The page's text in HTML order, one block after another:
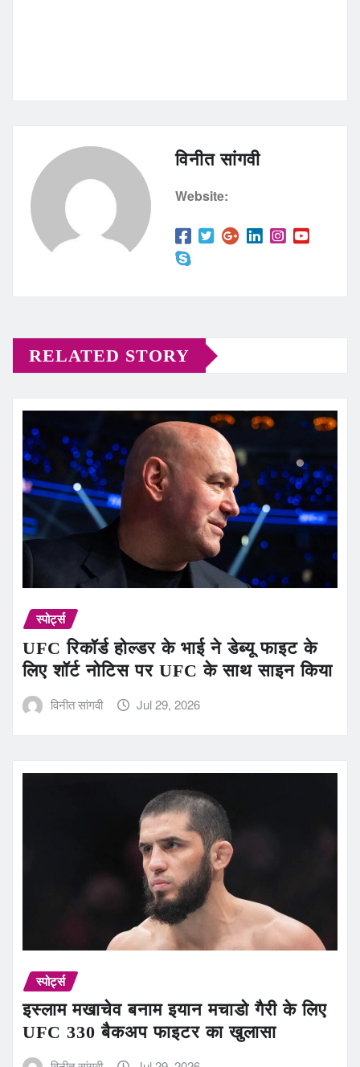
विनीत सांगवी
Website:
RELATED STORY
स्पोर्ट्स
UFC रिकॉर्ड होल्डर के भाई ने डेब्यू फाइट के
लिए शॉर्ट नोटिस पर UFC के साथ साइन किया
विनीत सांगवी Jul 29, 2026
स्पोर्ट्स
इस्लाम मखाचेव बनाम इयान मचाडो गैरी के लिए
UFC 330 बैकअप फाइटर का खुलासा